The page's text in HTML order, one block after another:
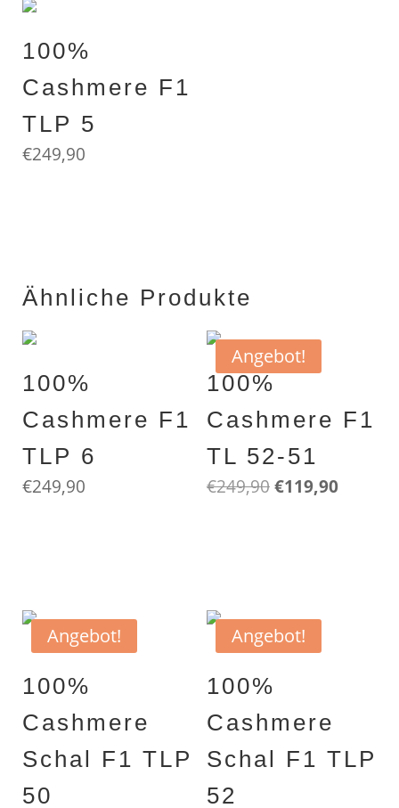
100%
Cashmere F1
TLP 5
€249,90
Ähnliche Produkte
100%
Cashmere F1
TLP 6
€249,90
Angebot!
100%
Cashmere F1
TL 52-51
€249,90Ursprünglicher
€119,90
Angebot!
100%
Cashmere
Schal F1 TLP
50
Angebot!
100%
Cashmere
Schal F1 TLP
52